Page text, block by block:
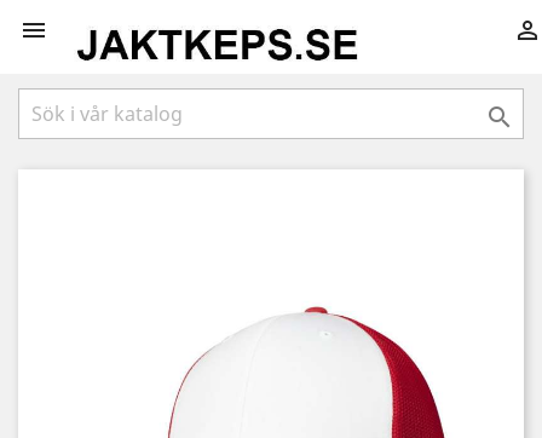
 
